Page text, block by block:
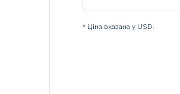
* Ціна вказана у USD.